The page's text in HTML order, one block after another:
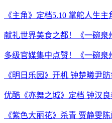
《主角》定档5.10 掌舵人生
献礼世界美食之都！《一碗
多级官媒集中点赞！《一碗
《明日乐园》开机 钟楚曦尹
优酷《亦舞之城》定档 钟汉
《紫色大丽花》杀青 贾静雯